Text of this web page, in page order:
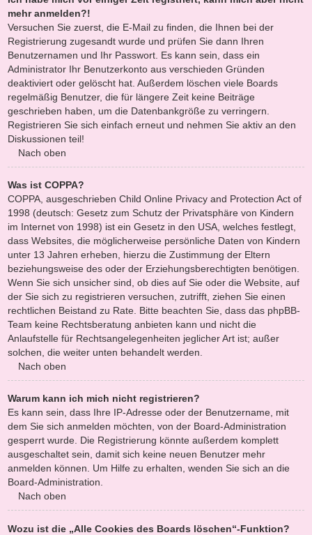
mehr anmelden?!
Versuchen Sie zuerst, die E-Mail zu finden, die Ihnen bei der
Registrierung zugesandt wurde und prüfen Sie dann Ihren
Benutzernamen und Ihr Passwort. Es kann sein, dass ein
Administrator Ihr Benutzerkonto aus verschieden Gründen
deaktiviert oder gelöscht hat. Außerdem löschen viele Boards
regelmäßig Benutzer, die für längere Zeit keine Beiträge
geschrieben haben, um die Datenbankgröße zu verringern.
Registrieren Sie sich einfach erneut und nehmen Sie aktiv an den
Diskussionen teil!
Nach oben
Was ist COPPA?
COPPA, ausgeschrieben Child Online Privacy and Protection Act of
1998 (deutsch: Gesetz zum Schutz der Privatsphäre von Kindern
im Internet von 1998) ist ein Gesetz in den USA, welches festlegt,
dass Websites, die möglicherweise persönliche Daten von Kindern
unter 13 Jahren erheben, hierzu die Zustimmung der Eltern
beziehungsweise des oder der Erziehungsberechtigten benötigen.
Wenn Sie sich unsicher sind, ob dies auf Sie oder die Website, auf
der Sie sich zu registrieren versuchen, zutrifft, ziehen Sie einen
rechtlichen Beistand zu Rate. Bitte beachten Sie, dass das phpBB-
Team keine Rechtsberatung anbieten kann und nicht die
Anlaufstelle für Rechtsangelegenheiten jeglicher Art ist; außer
solchen, die weiter unten behandelt werden.
Nach oben
Warum kann ich mich nicht registrieren?
Es kann sein, dass Ihre IP-Adresse oder der Benutzername, mit
dem Sie sich anmelden möchten, von der Board-Administration
gesperrt wurde. Die Registrierung könnte außerdem komplett
ausgeschaltet sein, damit sich keine neuen Benutzer mehr
anmelden können. Um Hilfe zu erhalten, wenden Sie sich an die
Board-Administration.
Nach oben
Wozu ist die „Alle Cookies des Boards löschen“-Funktion?